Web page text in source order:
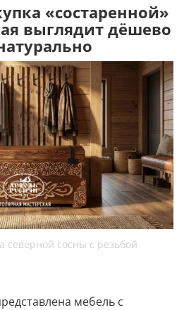
«состаренной»
выглядит дёшево
северной сосны с резьбой
мебель с